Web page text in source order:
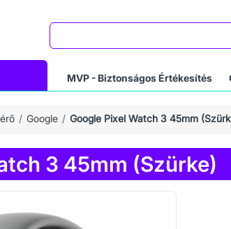
MVP - Biztonságos Értékesítés
Google Google Pixel Watch 3 45mm
3 45mm (Szürke)